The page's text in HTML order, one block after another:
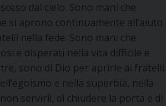
dal cielo. Sono mani che
si aprono continuamente all’aiuto
nella fede. Sono mani che
e disperati nella vita difficile e
sono di Dio per aprirle ai fratelli.
e nella superbia, nella
servirli, di chiudere la porta e di